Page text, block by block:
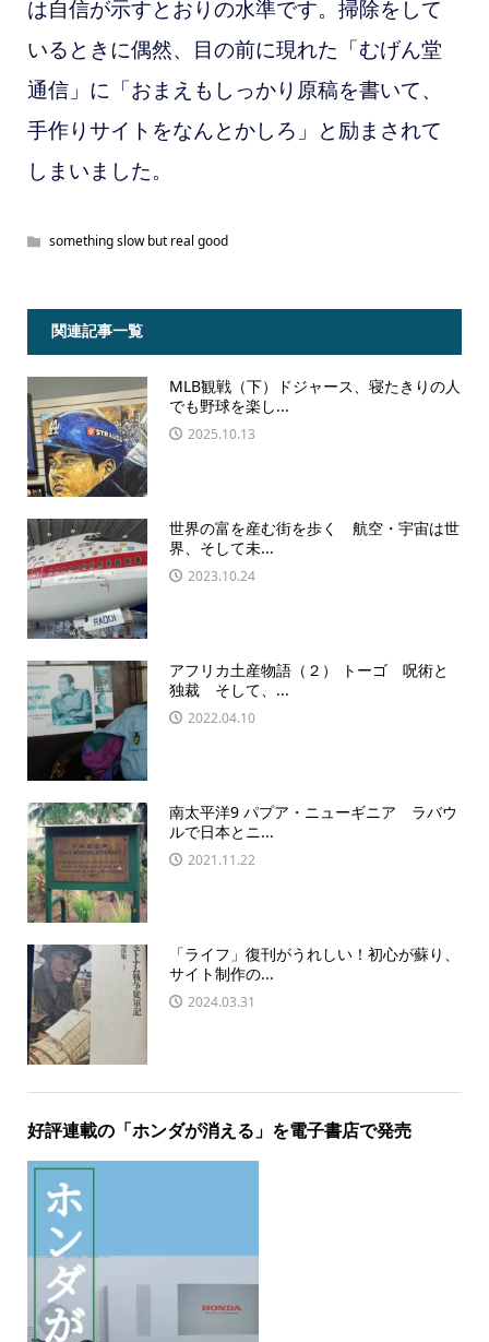
は自信が示すとおりの水準です。掃除をして
いるときに偶然、目の前に現れた「むげん堂
通信」に「おまえもしっかり原稿を書いて、
手作りサイトをなんとかしろ」と励まされて
しまいました。
something slow but real good
関連記事一覧
MLB観戦（下）ドジャース、寝たきりの人
でも野球を楽し...
2025.10.13
世界の富を産む街を歩く 航空・宇宙は世
界、そして未...
2023.10.24
アフリカ土産物語（２） トーゴ 呪術と
独裁 そして、...
2022.04.10
南太平洋9 パプア・ニューギニア ラバウ
ルで日本とニ...
2021.11.22
「ライフ」復刊がうれしい！初心が蘇り、
サイト制作の...
2024.03.31
好評連載の「ホンダが消える」を電子書店で発売